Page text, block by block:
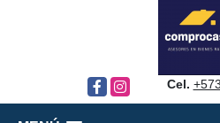
FacebookInstagram Cel.